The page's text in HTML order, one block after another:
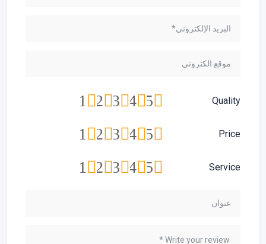
Quality
5
4
3
2
1
Price
5
4
3
2
1
Service
5
4
3
2
1